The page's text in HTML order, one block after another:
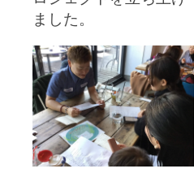
ました。